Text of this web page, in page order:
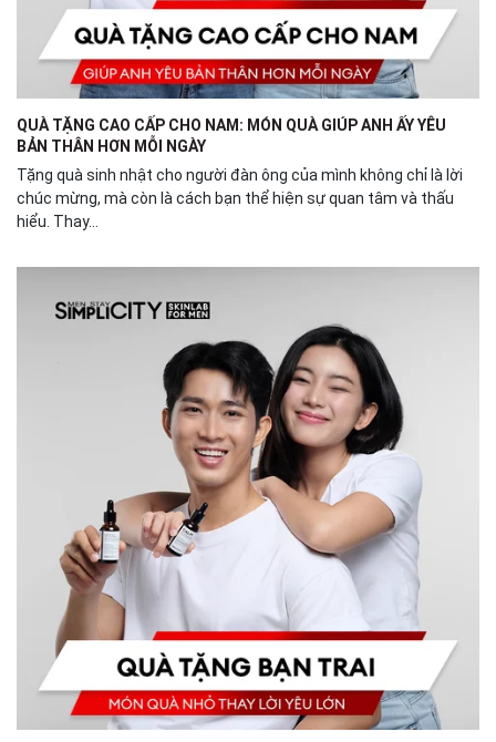
QUÀ TẶNG CAO CẤP CHO NAM: MÓN QUÀ GIÚP ANH ẤY YÊU
BẢN THÂN HƠN MỖI NGÀY
Tặng quà sinh nhật cho người đàn ông của mình không chỉ là lời
chúc mừng, mà còn là cách bạn thể hiện sự quan tâm và thấu
hiểu. Thay...